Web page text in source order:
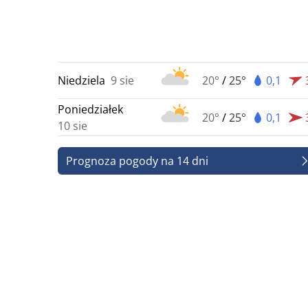
Niedziela 9 sie 20° /25° 0,1
Poniedziałek
10 sie
20° /25° 0,1
Prognoza pogody na 14 dni